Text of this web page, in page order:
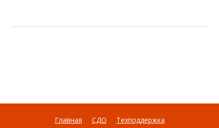
Главная СДО
Техподдержка